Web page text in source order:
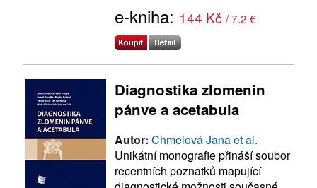
e-kniha: 144 Kč / 7.2 €
Diagnostika zlomenin
pánve a acetabula
Autor: Chmelová Jana et al.
Unikátní monografie přináší soubor
recentních poznatků mapující